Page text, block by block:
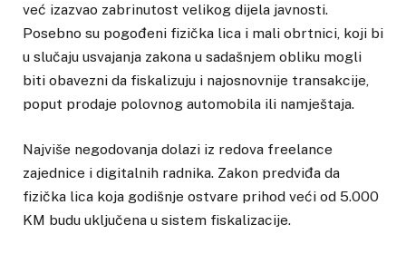
već izazvao zabrinutost velikog dijela javnosti.
Posebno su pogođeni fizička lica i mali obrtnici, koji bi
u slučaju usvajanja zakona u sadašnjem obliku mogli
biti obavezni da fiskalizuju i najosnovnije transakcije,
poput prodaje polovnog automobila ili namještaja.
Najviše negodovanja dolazi iz redova freelance
zajednice i digitalnih radnika. Zakon predviđa da
fizička lica koja godišnje ostvare prihod veći od 5.000
KM budu uključena u sistem fiskalizacije.